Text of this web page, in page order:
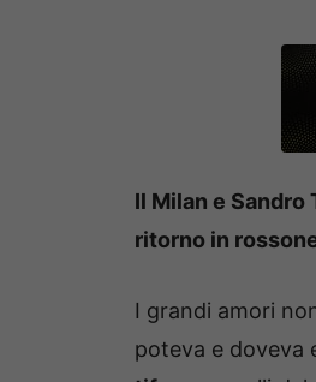
Il Milan e Sandro
ritorno in
I grandi amori
poteva e doveva